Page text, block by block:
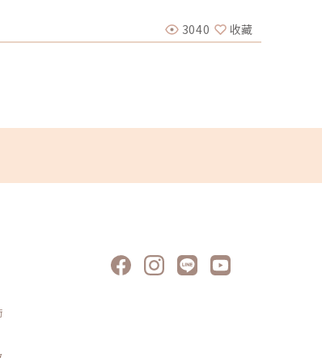
愛的煥膚領導品牌『HydraFacial海菲秀』真實
，透過各種端頭與多款精華液，搭配溫和去角
3步驟，提供具彈性化的客製服務，既能深層清
精華液的配方，並將系統全面自動化。市場另
梭』則以質地柔軟的矽膠探頭和360度真空水
頭，允許客製化調整，包括：注射內容物、施
光機』同樣採用智能全自動注射，可定點定量
加速療程。『Vital Injector3』則增添可拆卸
治療過程中注射器吸入雜質或血液回流而遭受
消費者個人也應注意，舉凡針具型的儀器療程
看「臉部清潔保養」分類連結
3040 收藏
使用特
病、長